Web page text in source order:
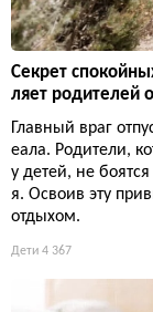
Секрет
ляет родителей
Главный враг
еала. Родители,
у детей, не
я. Освоив эту
отдыхом.
Дети 4 367